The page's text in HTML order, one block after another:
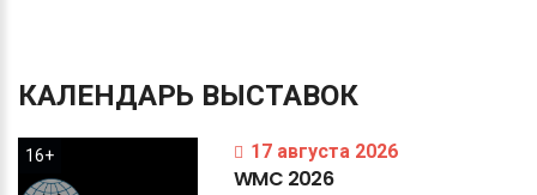
КАЛЕНДАРЬ ВЫСТАВОК
16+ 17 августа 2026
WMC 2026